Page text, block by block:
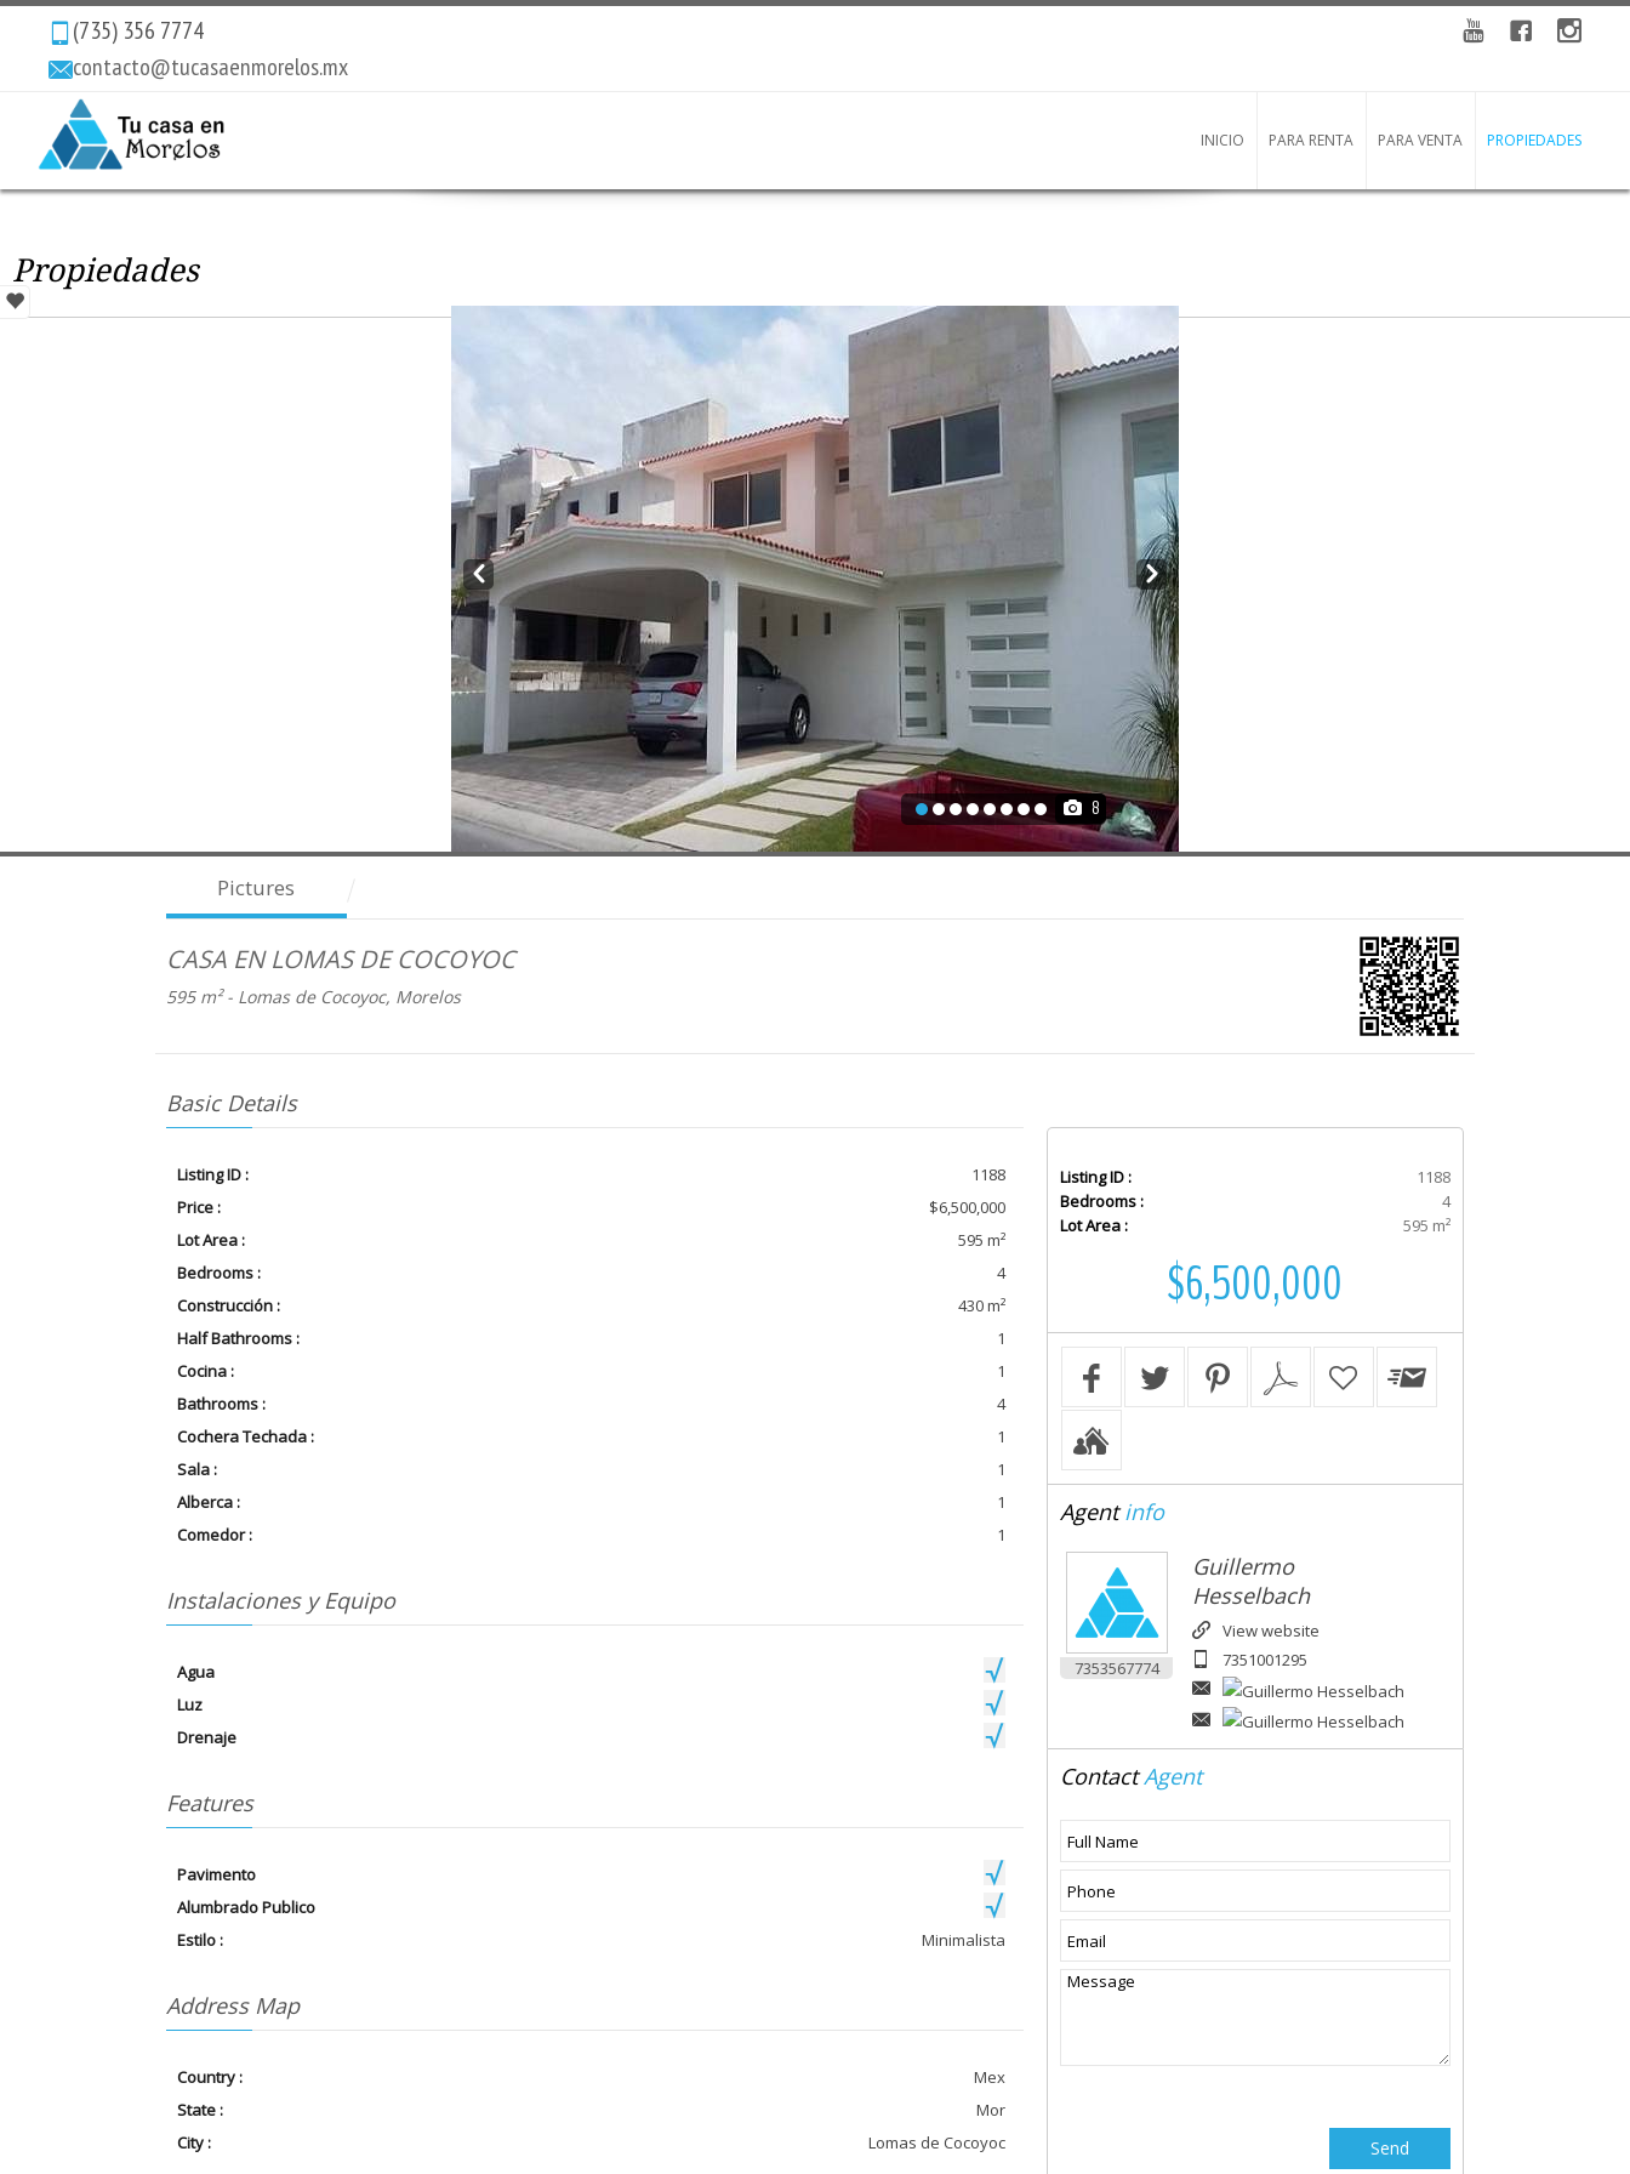
(735) 356 7774
contacto@tucasaenmorelos.mx
INICIO PARA RENTA PARA VENTA PROPIEDADES
Propiedades
Prev Next
8
Pictures
CASA EN LOMAS DE COCOYOC
595 m² - Lomas de Cocoyoc, Morelos
Basic Details
Listing ID :
1188
Price :
$6,500,000
Lot Area :
595 m²
Bedrooms :
4
Construcción :
430 m²
Half Bathrooms :
1
Cocina :
1
Bathrooms :
4
Cochera Techada :
1
Sala :
1
Alberca :
1
Comedor :
1
Instalaciones y Equipo
Agua
Luz
Drenaje
Features
Pavimento
Alumbrado Publico
Estilo :
Minimalista
Address Map
Country :
Mex
State :
Mor
City :
Lomas de Cocoyoc
Listing ID :
1188
Bedrooms :
4
Lot Area :
595 m²
$6,500,000
Agentinfo
7353567774
Guillermo
Hesselbach
View website
7351001295
ContactAgent